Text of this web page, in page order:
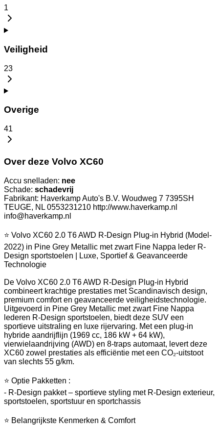
1
Veiligheid
23
Overige
41
Over deze Volvo XC60
Accu snelladen: nee
Schade: schadevrij
Fabrikant: Haverkamp Auto's B.V. Woudweg 7 7395SH
TEUGE, NL 0553231210 http://www.haverkamp.nl
info@haverkamp.nl
⭐ Volvo XC60 2.0 T6 AWD R-Design Plug-in Hybrid (Model-
2022) in Pine Grey Metallic met zwart Fine Nappa leder R-
Design sportstoelen | Luxe, Sportief & Geavanceerde
Technologie
De Volvo XC60 2.0 T6 AWD R-Design Plug-in Hybrid
combineert krachtige prestaties met Scandinavisch design,
premium comfort en geavanceerde veiligheidstechnologie.
Uitgevoerd in Pine Grey Metallic met zwart Fine Nappa
lederen R-Design sportstoelen, biedt deze SUV een
sportieve uitstraling en luxe rijervaring. Met een plug-in
hybride aandrijflijn (1969 cc, 186 kW + 64 kW),
vierwielaandrijving (AWD) en 8-traps automaat, levert deze
XC60 zowel prestaties als efficiëntie met een CO₂-uitstoot
van slechts 55 g/km.
⭐ Optie Pakketten :
- R-Design pakket – sportieve styling met R-Design exterieur,
sportstoelen, sportstuur en sportchassis
⭐ Belangrijkste Kenmerken & Comfort